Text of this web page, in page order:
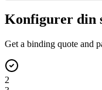
Konfigurer din
Get a binding quote and
2